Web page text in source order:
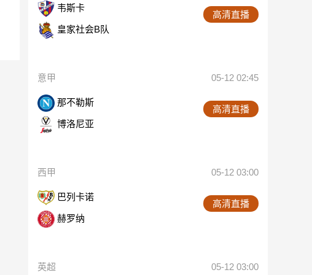
韦斯卡
皇家社会B队
高清直播
意甲 05-12 02:45
那不勒斯
博洛尼亚
高清直播
西甲 05-12 03:00
巴列卡诺
赫罗纳
高清直播
英超 05-12 03:00